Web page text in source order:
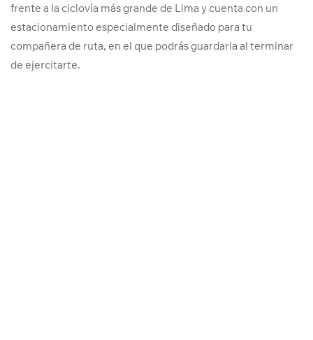
frente a la ciclovía más grande de Lima y cuenta con un
estacionamiento especialmente diseñado para tu
compañera de ruta, en el que podrás guardarla al terminar
de ejercitarte.